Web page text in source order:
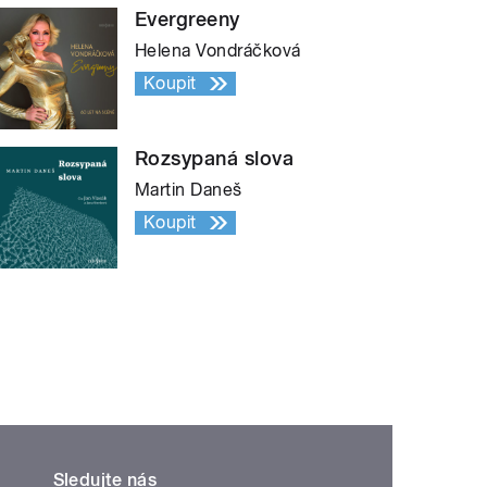
Evergreeny
Helena Vondráčková
Koupit
Rozsypaná slova
Martin Daneš
Koupit
Sledujte nás